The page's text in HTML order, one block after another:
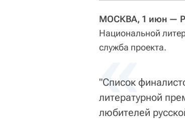
МОСКВА, 1 июн —
Национальной
служба проекта.
«
"Список
литературной
любителей